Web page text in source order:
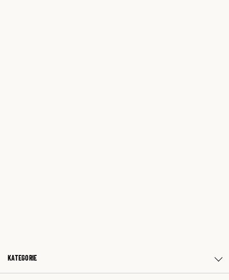
KATEGORIE